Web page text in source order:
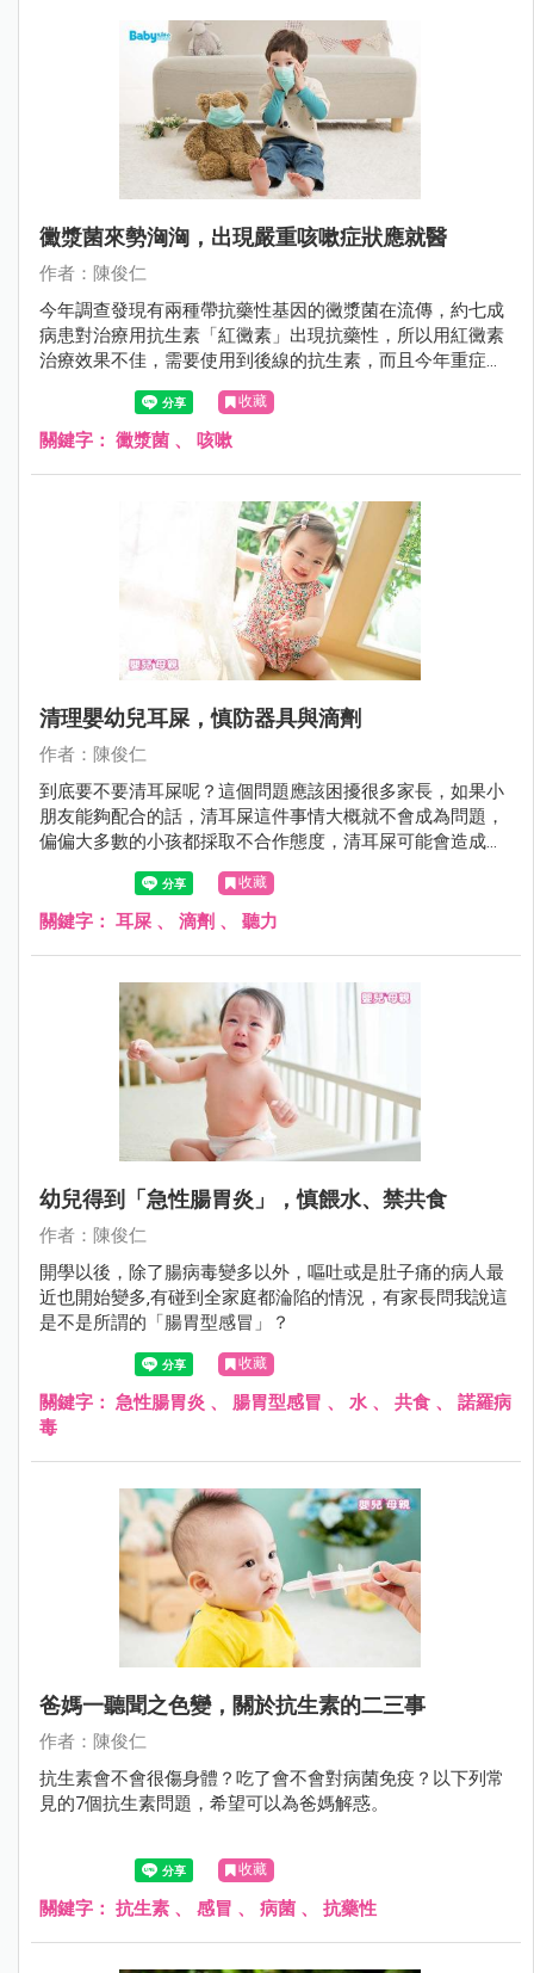
黴漿菌來勢洶洶，出現嚴重咳嗽症狀應就醫
作者：陳俊仁
今年調查發現有兩種帶抗藥性基因的黴漿菌在流傳，約七成
病患對治療用抗生素「紅黴素」出現抗藥性，所以用紅黴素
治療效果不佳，需要使用到後線的抗生素，而且今年重症的
病患也增加，可能會進入大流行期，家長要多注意。
收藏
關鍵字： 黴漿菌 、 咳嗽
清理嬰幼兒耳屎，慎防器具與滴劑
作者：陳俊仁
到底要不要清耳屎呢？這個問題應該困擾很多家長，如果小
朋友能夠配合的話，清耳屎這件事情大概就不會成為問題，
偏偏大多數的小孩都採取不合作態度，清耳屎可能會造成受
傷，所以爸媽就困擾了。很多醫師都跟爸媽說；「不需要清
耳屎，耳屎會自己排出」。收藏
關鍵字： 耳屎 、 滴劑 、 聽力
幼兒得到「急性腸胃炎」，慎餵水、禁共食
作者：陳俊仁
開學以後，除了腸病毒變多以外，嘔吐或是肚子痛的病人最
近也開始變多‚有碰到全家庭都淪陷的情況，有家長問我說這
是不是所謂的「腸胃型感冒」？
收藏
關鍵字： 急性腸胃炎 、 腸胃型感冒 、 水 、 共食 、 諾羅病
毒
爸媽一聽聞之色變，關於抗生素的二三事
作者：陳俊仁
抗生素會不會很傷身體？吃了會不會對病菌免疫？以下列常
見的7個抗生素問題，希望可以為爸媽解惑。
收藏
關鍵字： 抗生素 、 感冒 、 病菌 、 抗藥性